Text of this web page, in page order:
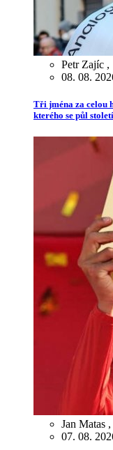
Petr Zajíc ,
08. 08.
Tři jména za celou
kterého se půl
Jan Matas ,
07. 08.